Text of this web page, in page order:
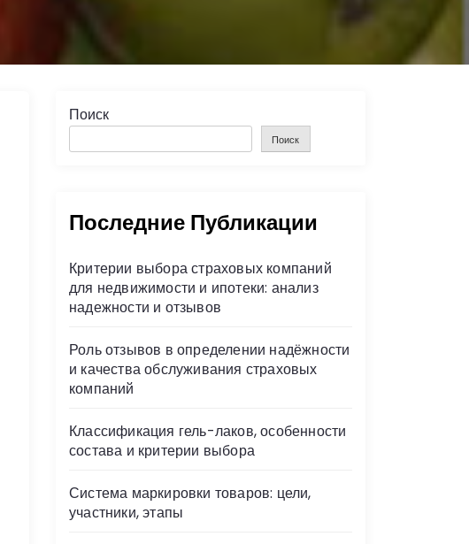
Поиск
Поиск
Последние Публикации
Критерии выбора страховых компаний
для недвижимости и ипотеки: анализ
надежности и отзывов
Роль отзывов в определении надёжности
и качества обслуживания страховых
компаний
Классификация гель-лаков, особенности
состава и критерии выбора
Система маркировки товаров: цели,
участники, этапы